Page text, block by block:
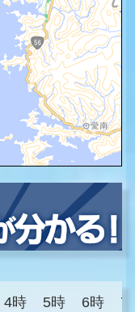
4時 5時 6時 7